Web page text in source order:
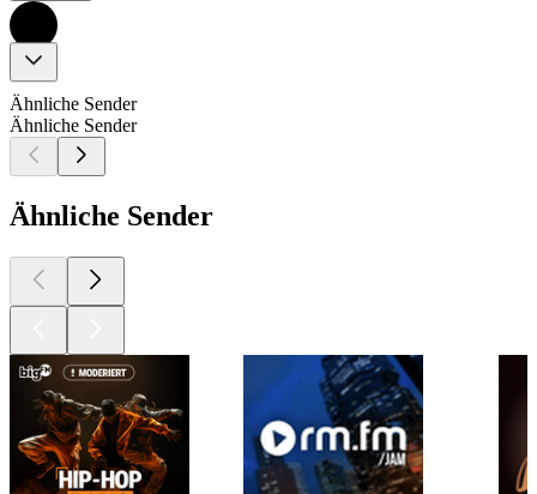
Ähnliche Sender
Ähnliche Sender
Ähnliche Sender